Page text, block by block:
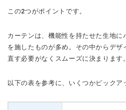
この2つがポイントです。
カーテンは、機能性を持たせた生地
を施したものが多め。その中からデザ
直す必要がなくスムーズに決まります。
以下の表を参考に、いくつかピックア